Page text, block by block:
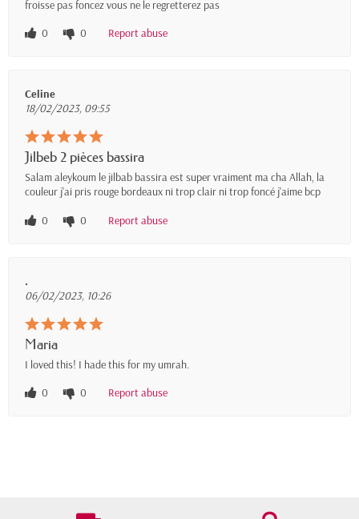
froisse pas foncez vous ne le regretterez pas
0
0 Report abuse
Celine
18/02/2023, 09:55
Jilbeb 2 pièces bassira
Salam aleykoum le jilbab bassira est super vraiment ma cha Allah, la
couleur j'ai pris rouge bordeaux ni trop clair ni trop foncé j'aime bcp
0
0 Report abuse
.
06/02/2023, 10:26
Maria
I loved this! I hade this for my umrah.
0
0 Report abuse